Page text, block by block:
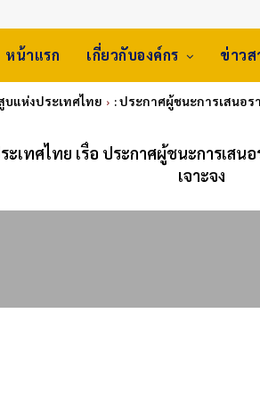
หน้าแรก เกี่ยวกับองค์กร ข่าวส
แห่งประเทศไทย : ประกาศผู้ชนะการเสนอร
ะเทศไทย เรื่อ ประกาศผู้ชนะการเสน
เจาะจง